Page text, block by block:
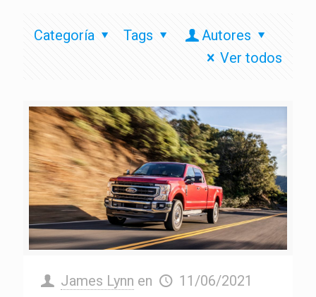
Categoría Tags
Autores
Ver todos
James Lynn en 11/06/2021